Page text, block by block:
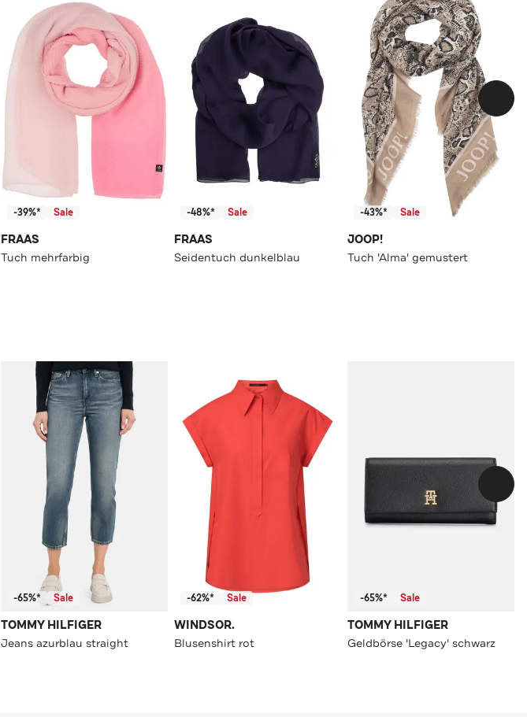
-39%* Sale
FRAAS
Tuch mehrfarbig
-48%* Sale
FRAAS
Seidentuch dunkelblau
-43%* Sale
JOOP!
Tuch 'Alma' gemustert
-65%* Sale
TOMMY HILFIGER
Jeans azurblau straight
-62%* Sale
WINDSOR.
Blusenshirt rot
-65%* Sale
TOMMY HILFIGER
Geldbörse 'Legacy' schwarz